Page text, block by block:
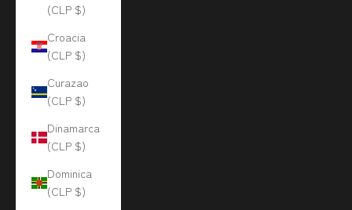
(CLP $)
Croacia
(CLP $)
Curazao
(CLP $)
Dinamarca
(CLP $)
Dominica
(CLP $)